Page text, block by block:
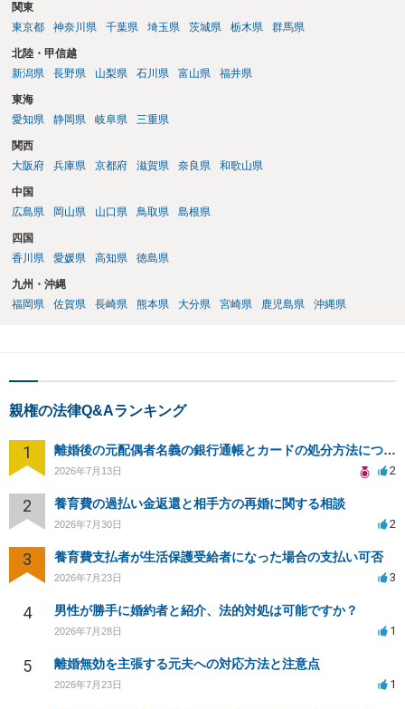
関東
東京都
神奈川県 千葉県 埼玉県 茨城県 栃木県 群馬県
北陸・甲信越
新潟県
長野県 山梨県 石川県 富山県 福井県
東海
愛知県
静岡県 岐阜県 三重県
関西
大阪府
兵庫県 京都府 滋賀県 奈良県 和歌山県
中国
広島県
岡山県 山口県 鳥取県 島根県
四国
香川県
愛媛県 高知県 徳島県
九州・沖縄
福岡県
佐賀県 長崎県 熊本県 大分県 宮崎県 鹿児島県 沖縄県
親権の法律Q&Aランキング
1 離婚後の元配偶者名義の銀行通帳とカードの処分方法について
2026年7月13日 2
2 養育費の過払い金返還と相手方の再婚に関する相談
2026年7月30日 2
3 養育費支払者が生活保護受給者になった場合の支払い可否
2026年7月23日 3
4 男性が勝手に婚約者と紹介、法的対処は可能ですか？
2026年7月28日 1
5 離婚無効を主張する元夫への対応方法と注意点
2026年7月23日 1